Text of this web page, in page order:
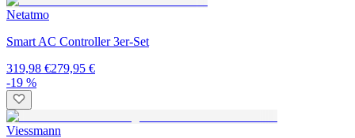
Netatmo
Smart AC Controller 3er-Set
319,98 €279,95 €
-19 %
Viessmann